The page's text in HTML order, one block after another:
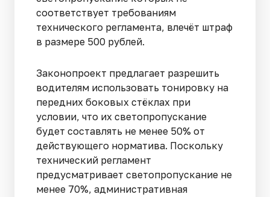
соответствует требованиям
технического регламента, влечёт штраф
в размере 500 рублей.
Законопроект предлагает разрешить
водителям использовать тонировку на
передних боковых стёклах при
условии, что их светопропускание
будет составлять не менее 50% от
действующего норматива. Поскольку
технический регламент
предусматривает светопропускание не
менее 70%, административная